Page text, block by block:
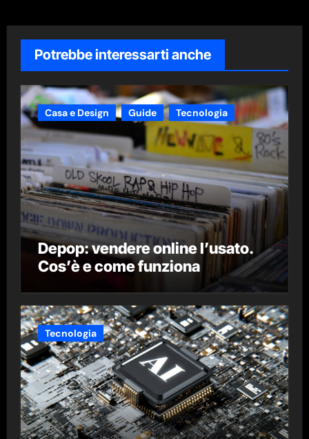
Potrebbe interessarti anche
Casa e Design Guide Tecnologia
Depop: vendere online l’usato.
Cos’è e come funziona
Tecnologia